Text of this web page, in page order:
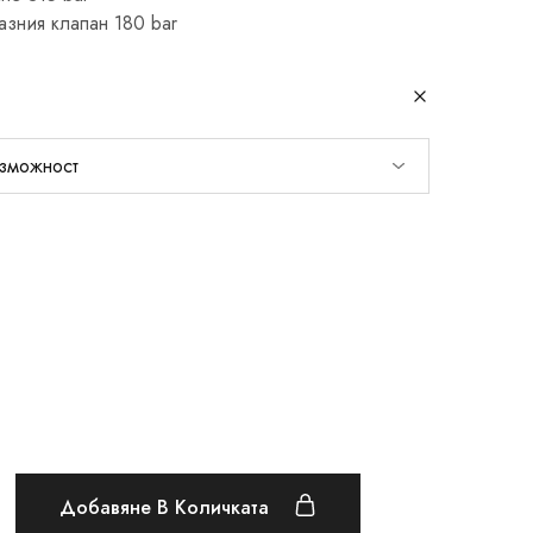
клапан 180 bar
Добавяне В Количката